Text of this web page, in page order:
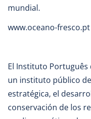
mundial.
www.oceano-fresco.pt
El Instituto Português
un instituto público
estratégica, el
conservación de los